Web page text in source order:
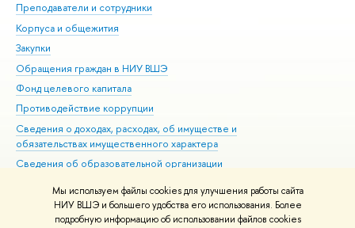
Мы используем файлы cookies для улучшения работы сайта
НИУ ВШЭ и большего удобства его использования. Более
подробную информацию об использовании файлов cookies
Преподаватели и сотрудники
Корпуса и общежития
Закупки
Обращения граждан в НИУ ВШЭ
Фонд целевого капитала
Противодействие коррупции
Сведения о доходах, расходах, об имуществе и
обязательствах имущественного характера
Сведения об образовательной организации
Людям с ограниченными возможностями здоровья
Единая платежная страница
Работа в Вышке